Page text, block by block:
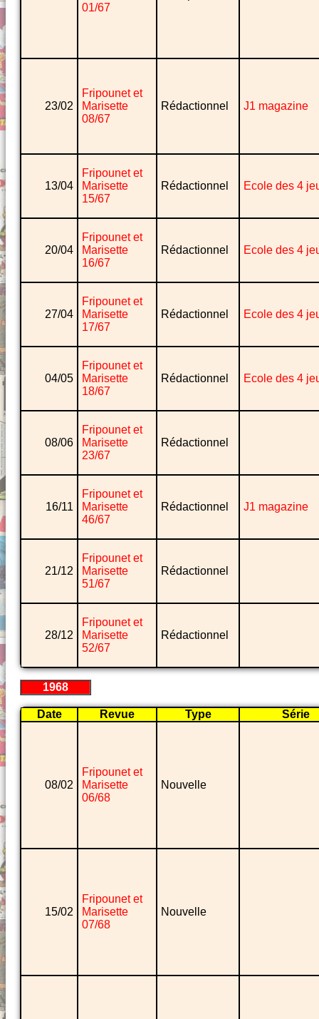
01/67
23/02
Fripounet et
Marisette
08/67
Rédactionnel J1 magazine
13/04
Fripounet et
Marisette
15/67
Rédactionnel Ecole des 4
20/04
Fripounet et
Marisette
16/67
Rédactionnel Ecole des 4
27/04
Fripounet et
Marisette
17/67
Rédactionnel Ecole des 4
04/05
Fripounet et
Marisette
18/67
Rédactionnel Ecole des 4
08/06
Fripounet et
Marisette
23/67
Rédactionnel
16/11
Fripounet et
Marisette
46/67
Rédactionnel J1 magazine
21/12
Fripounet et
Marisette
51/67
Rédactionnel
28/12
Fripounet et
Marisette
52/67
Rédactionnel
1968
Date Revue Type Série
08/02
Fripounet et
Marisette
06/68
Nouvelle
15/02
Fripounet et
Marisette
07/68
Nouvelle